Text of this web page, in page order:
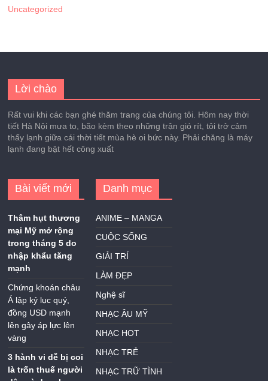
Uncategorized
Lời chào
Rất vui khi các bạn ghé thăm trang của chúng tôi. Hôm nay thời
tiết Hà Nội mưa to, bão kèm theo những trận gió rít, tôi trở cảm
thấy lạnh giữa cái thời tiết mùa hè oi bức này. Phải chăng là máy
lạnh đang bật hết công xuất
Bài viết mới
Thâm hụt thương
mại Mỹ mở rộng
trong tháng 5 do
nhập khẩu tăng
mạnh
Chứng khoán châu
Á lập kỷ lục quý,
đồng USD mạnh
lên gây áp lực lên
vàng
3 hành vi dễ bị coi
là trốn thuế người
Danh mục
ANIME – MANGA
CUỘC SỐNG
GIẢI TRÍ
LÀM ĐẸP
Nghệ sĩ
NHẠC ÂU MỸ
NHẠC HOT
NHẠC TRẺ
NHẠC TRỮ TÌNH